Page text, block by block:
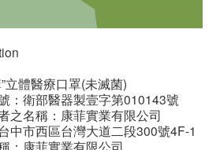
立體醫療口罩(未滅菌)
：衛部醫器製壹字第010143號
之名稱：康菲實業有限公司
中市西區台灣大道二段300號4F-1
：康菲實業有限公司